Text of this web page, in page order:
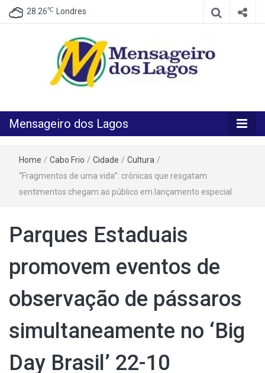
28.26℃ Londres
Mensageiro
dos Lagos
Mensageiro dos Lagos
Home / Cabo Frio / Cidade / Cultura /
“Fragmentos de uma vida”: crônicas que resgatam
sentimentos chegam ao público em lançamento especial
Parques Estaduais
promovem eventos de
observação de pássaros
simultaneamente no ‘Big
Day Brasil’ 22-10